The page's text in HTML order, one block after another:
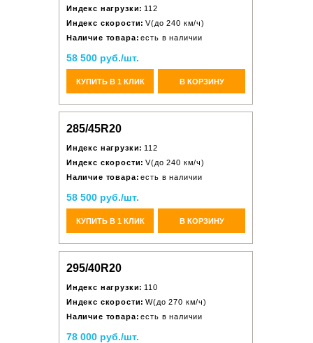
Индекс нагрузки: 112
Индекс скорости: V(до 240 км/ч)
Наличие товара: есть в наличии
58 500 руб./шт.
КУПИТЬ В 1 КЛИК В КОРЗИНУ
285/45R20
Индекс нагрузки: 112
Индекс скорости: V(до 240 км/ч)
Наличие товара: есть в наличии
58 500 руб./шт.
КУПИТЬ В 1 КЛИК В КОРЗИНУ
295/40R20
Индекс нагрузки: 110
Индекс скорости: W(до 270 км/ч)
Наличие товара: есть в наличии
78 000 руб./шт.